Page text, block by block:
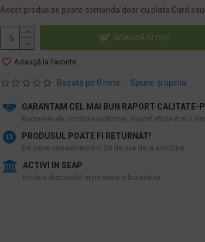
Bazată pe 0 note. - Spune-ţi opinia
Acest produs se poate comanda doar cu plata Card sau
ADAUGĂ ÎN COŞ
Adaugă la favorite
GARANTAM CEL MAI BUN RAPORT CALITATE-
​Bucura-te de produse calitative, suport eficient si o
PRODUSUL POATE FI RETURNAT!
De catre consumatori in 30 de zile de la achizitie
ACTIVI IN SEAP
Produs disponibil si pe www.e-licitatie.ro